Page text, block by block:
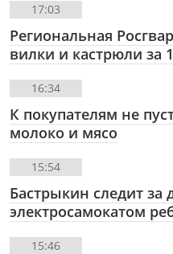
17:03
Региональная
вилки и кастрюли за
16:34
К покупателям не
молоко и мясо
15:54
Бастрыкин следит за
электросамокатом
15:46